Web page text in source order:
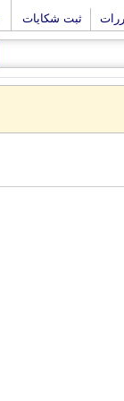
ثبت شکایات